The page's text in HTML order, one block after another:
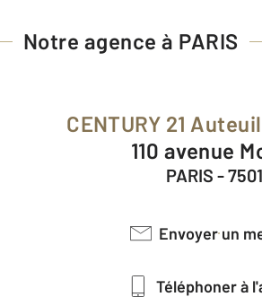
Notre agence à PARIS
CENTURY 21
110 avenue
PARIS -
Envoyer un
Téléphoner à